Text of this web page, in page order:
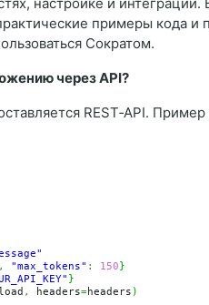
примеры кода
Сократом.
через API?
REST‑API.
, "max_tokens" : 150}
}
, headers=headers )